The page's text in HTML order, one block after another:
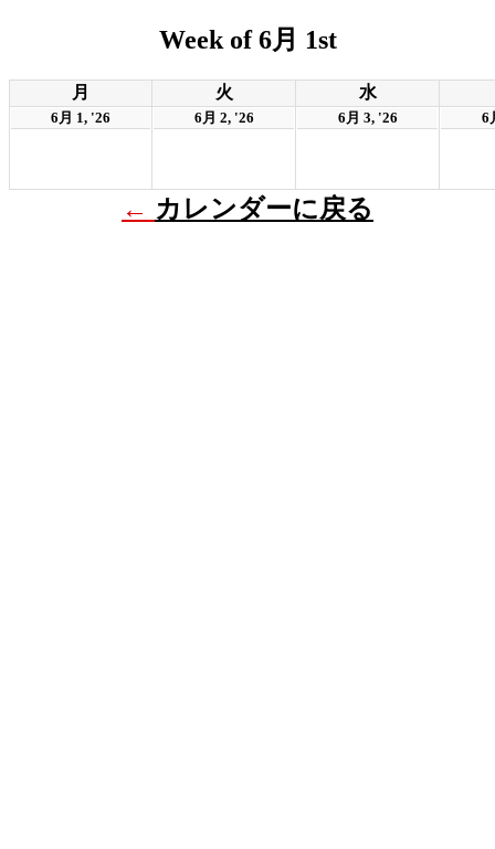
Week of 6月 1st
月 火 水
6月 1, '26 6月 2, '26 6月 3, '26 6
← カレンダーに戻る